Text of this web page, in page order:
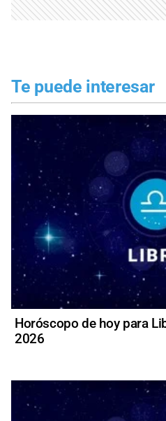
Te puede interesar
Horóscopo de hoy para
2026